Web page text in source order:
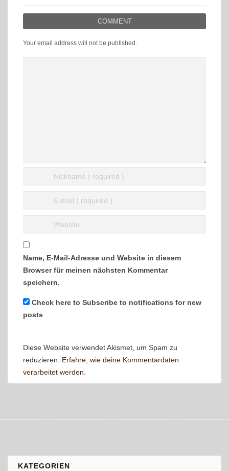
COMMENT
Your email address will not be published.
Name, E-Mail-Adresse und Website in diesem
Browser für meinen nächsten Kommentar
speichern.
Check here to Subscribe to notifications for new
posts
Diese Website verwendet Akismet, um Spam zu
reduzieren. Erfahre, wie deine Kommentardaten
verarbeitet werden.
KATEGORIEN